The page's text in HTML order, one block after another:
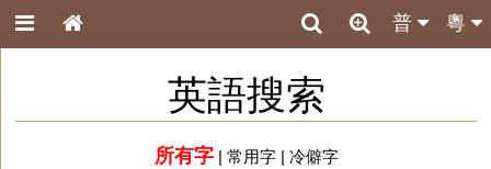
粵
普
英語搜索
所有字| 常用字| 冷僻字